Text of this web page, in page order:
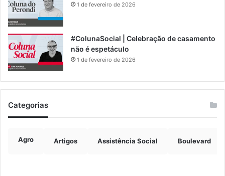
1 de fevereiro de 2026
#ColunaSocial | Celebração de casamento
não é espetáculo
1 de fevereiro de 2026
Categorias
Agro Artigos Assistência Social Boulevard